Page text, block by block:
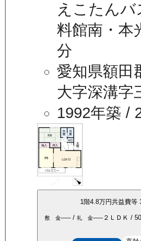
えこたんバ
料館南・本
分
愛知県額田
大字深溝字
1992年築 /
1階4.8万円共益費等
敷 金-----/ 礼 金-----２ＬＤＫ /